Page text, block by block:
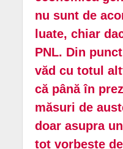
nu sunt de
luate, chiar
PNL. Din
văd cu totul
că până în
măsuri de
doar asupra
tot vorbește